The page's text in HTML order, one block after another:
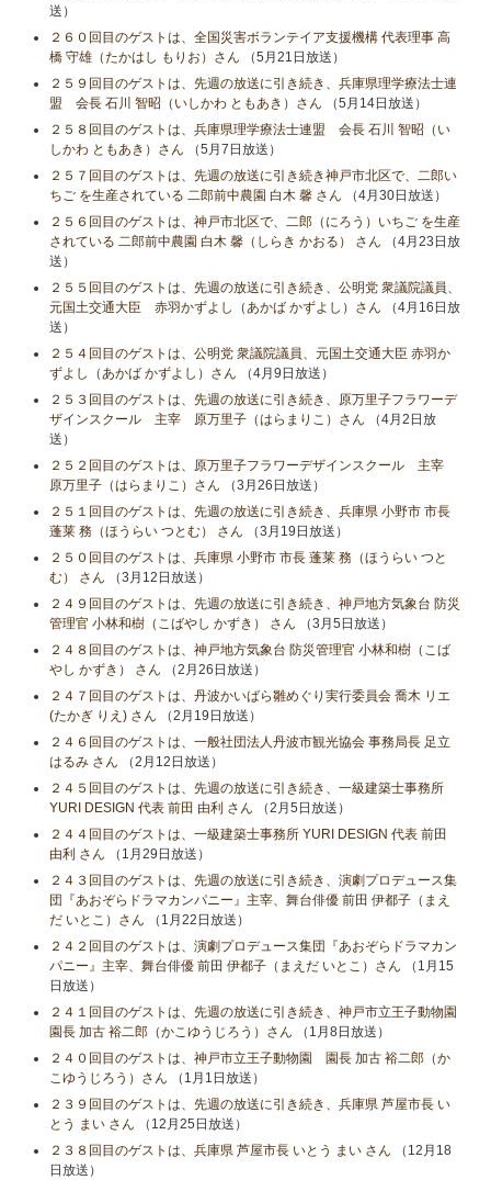
送）
２６０回目のゲストは、全国災害ボランテイア支援機構 代表理事 高
橋 守雄（たかはし もりお）さん （5月21日放送）
２５９回目のゲストは、先週の放送に引き続き、兵庫県理学療法士連
盟 会長 石川 智昭（いしかわ ともあき）さん （5月14日放送）
２５８回目のゲストは、兵庫県理学療法士連盟 会長 石川 智昭（い
しかわ ともあき）さん （5月7日放送）
２５７回目のゲストは、先週の放送に引き続き神戸市北区で、二郎い
ちご を生産されている 二郎前中農園 白木 馨 さん （4月30日放送）
２５６回目のゲストは、神戸市北区で、二郎（にろう）いちご を生産
されている 二郎前中農園 白木 馨（しらき かおる） さん （4月23日放
送）
２５５回目のゲストは、先週の放送に引き続き、公明党 衆議院議員、
元国土交通大臣 赤羽かずよし（あかば かずよし）さん （4月16日放
送）
２５４回目のゲストは、公明党 衆議院議員、元国土交通大臣 赤羽か
ずよし（あかば かずよし）さん （4月9日放送）
２５３回目のゲストは、先週の放送に引き続き、原万里子フラワーデ
ザインスクール 主宰 原万里子（はらまりこ）さん （4月2日放
送）
２５２回目のゲストは、原万里子フラワーデザインスクール 主宰
原万里子（はらまりこ）さん （3月26日放送）
２５１回目のゲストは、先週の放送に引き続き、兵庫県 小野市 市長
蓬莱 務（ほうらい つとむ） さん （3月19日放送）
２５０回目のゲストは、兵庫県 小野市 市長 蓬莱 務（ほうらい つと
む） さん （3月12日放送）
２４９回目のゲストは、先週の放送に引き続き、神戸地方気象台 防災
管理官 小林和樹（こばやし かずき） さん （3月5日放送）
２４８回目のゲストは、神戸地方気象台 防災管理官 小林和樹（こば
やし かずき） さん （2月26日放送）
２４７回目のゲストは、丹波かいばら雛めぐり実行委員会 喬木 リエ
(たかぎ りえ) さん （2月19日放送）
２４６回目のゲストは、一般社団法人丹波市観光協会 事務局長 足立
はるみ さん （2月12日放送）
２４５回目のゲストは、先週の放送に引き続き、一級建築士事務所
YURI DESIGN 代表 前田 由利 さん （2月5日放送）
２４４回目のゲストは、一級建築士事務所 YURI DESIGN 代表 前田
由利 さん （1月29日放送）
２４３回目のゲストは、先週の放送に引き続き、演劇プロデュース集
団『あおぞらドラマカンパニー』主宰、舞台俳優 前田 伊都子（まえ
だ いとこ）さん （1月22日放送）
２４２回目のゲストは、演劇プロデュース集団『あおぞらドラマカン
パニー』主宰、舞台俳優 前田 伊都子（まえだ いとこ）さん （1月15
日放送）
２４１回目のゲストは、先週の放送に引き続き、神戸市立王子動物園
園長 加古 裕二郎（かこゆうじろう）さん （1月8日放送）
２４０回目のゲストは、神戸市立王子動物園 園長 加古 裕二郎（か
こゆうじろう）さん （1月1日放送）
２３９回目のゲストは、先週の放送に引き続き、兵庫県 芦屋市長 い
とう まい さん （12月25日放送）
２３８回目のゲストは、兵庫県 芦屋市長 いとう まい さん （12月18
日放送）